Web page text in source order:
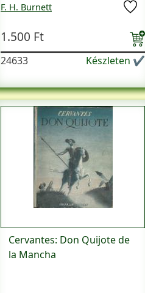
F. H. Burnett
1.500 Ft
24633 Készleten ✔
Cervantes: Don Quijote de
la Mancha